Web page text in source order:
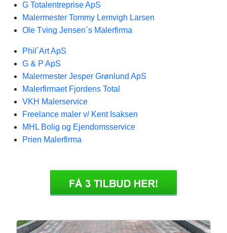
G Totalentreprise ApS
Malermester Tommy Lemvigh Larsen
Ole Tving Jensen´s Malerfirma
Phil´Art ApS
G & P ApS
Malermester Jesper Grønlund ApS
Malerfirmaet Fjordens Total
VKH Malerservice
Freelance maler v/ Kent Isaksen
MHL Bolig og Ejendomsservice
Prien Malerfirma